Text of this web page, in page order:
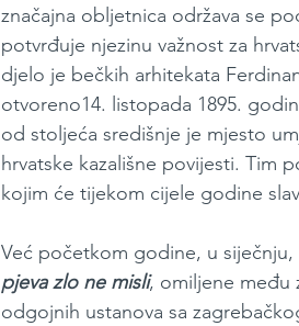
značajna obljetnica održava se
potvrđuje njezinu važnost za
djelo je bečkih arhitekata
otvoreno14. listopada 1895.
od stoljeća središnje je mjesto
hrvatske kazališne povijesti. Tim
kojim će tijekom cijele godine
Već početkom godine, u
pjeva zlo ne misli, omiljene među
odgojnih ustanova sa